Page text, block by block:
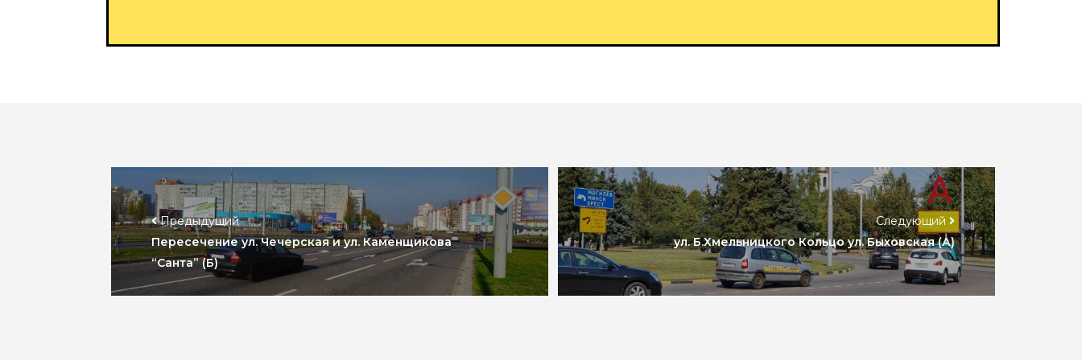
Предыдущий
Пересечение ул. Чечерская и ул. Каменщикова
“Санта” (Б)
Следующий
ул. Б.Хмельницкого Кольцо ул. Быховская (А)